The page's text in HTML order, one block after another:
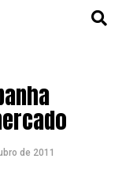
de 2011